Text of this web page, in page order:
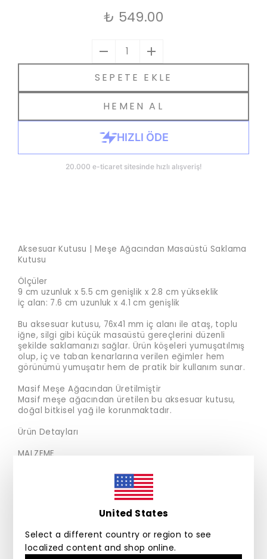
United States
Select a different country or region to see
localized content and shop online.
₺ 549.00
1
SEPETE EKLE
HEMEN AL
Aksesuar Kutusu | Meşe Ağacından Masaüstü Saklama
Kutusu
Ölçüler
9 cm uzunluk x 5.5 cm genişlik x 2.8 cm yükseklik
İç alan: 7.6 cm uzunluk x 4.1 cm genişlik
Bu aksesuar kutusu, 76x41 mm iç alanı ile ataş, toplu
iğne, silgi gibi küçük masaüstü gereçlerini düzenli
şekilde saklamanızı sağlar. Ürün köşeleri yumuşatılmış
olup, iç ve taban kenarlarına verilen eğimler hem
görünümü yumuşatır hem de pratik bir kullanım sunar.
Masif Meşe Ağacından Üretilmiştir
Masif meşe ağacından üretilen bu aksesuar kutusu,
doğal bitkisel yağ ile korunmaktadır.
Ürün Detayları
MALZEME
Malzeme Hakkında Bir Not
Bu ürün masif meşe ağacından üretilmiştir. Doğal
ahşap malzeme nedeniyle her ürünün rengi kendine
özgüdür. Ölçülerde küçük farklılıklar olabilir.